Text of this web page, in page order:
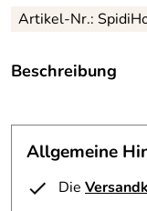
Artikel-Nr.:
Beschreibung
Rindleder,mit
sollte aber nicht
Perforation im
Protektoren,
Allgemeine
Die